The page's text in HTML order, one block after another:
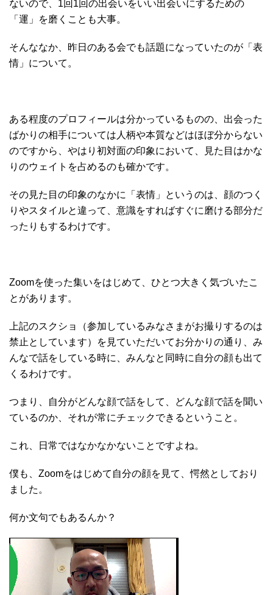
ないので、1回1回の出会いをいい出会いにするための
「運」を磨くことも大事。
そんななか、昨日のある会でも話題になっていたのが「表
情」について。
ある程度のプロフィールは分かっているものの、出会った
ばかりの相手については人柄や本質などはほぼ分からない
のですから、やはり初対面の印象において、見た目はかな
りのウェイトを占めるのも確かです。
その見た目の印象のなかに「表情」というのは、顔のつく
りやスタイルと違って、意識をすればすぐに磨ける部分だ
ったりもするわけです。
Zoomを使った集いをはじめて、ひとつ大きく気づいたこ
とがあります。
上記のスクショ（参加しているみなさまがお撮りするのは
禁止としています）を見ていただいてお分かりの通り、み
んなで話をしている時に、みんなと同時に自分の顔も出て
くるわけです。
つまり、自分がどんな顔で話をして、どんな顔で話を聞い
ているのか、それが常にチェックできるということ。
これ、日常ではなかなかないことですよね。
僕も、Zoomをはじめて自分の顔を見て、愕然としており
ました。
何か文句でもあるんか？